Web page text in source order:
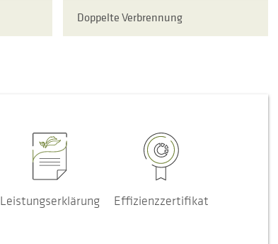
Doppelte Verbrennung
Leistungserklärung Effizienzzertifikat